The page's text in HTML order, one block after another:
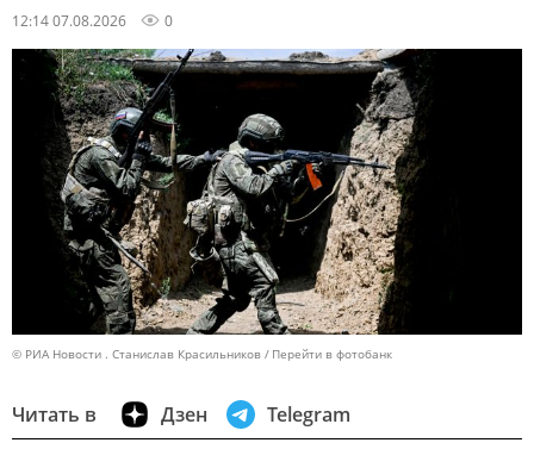
12:14 07.08.2026 0
© РИА Новости . Станислав Красильников Перейти в фотобанк
Читать в Дзен Telegram